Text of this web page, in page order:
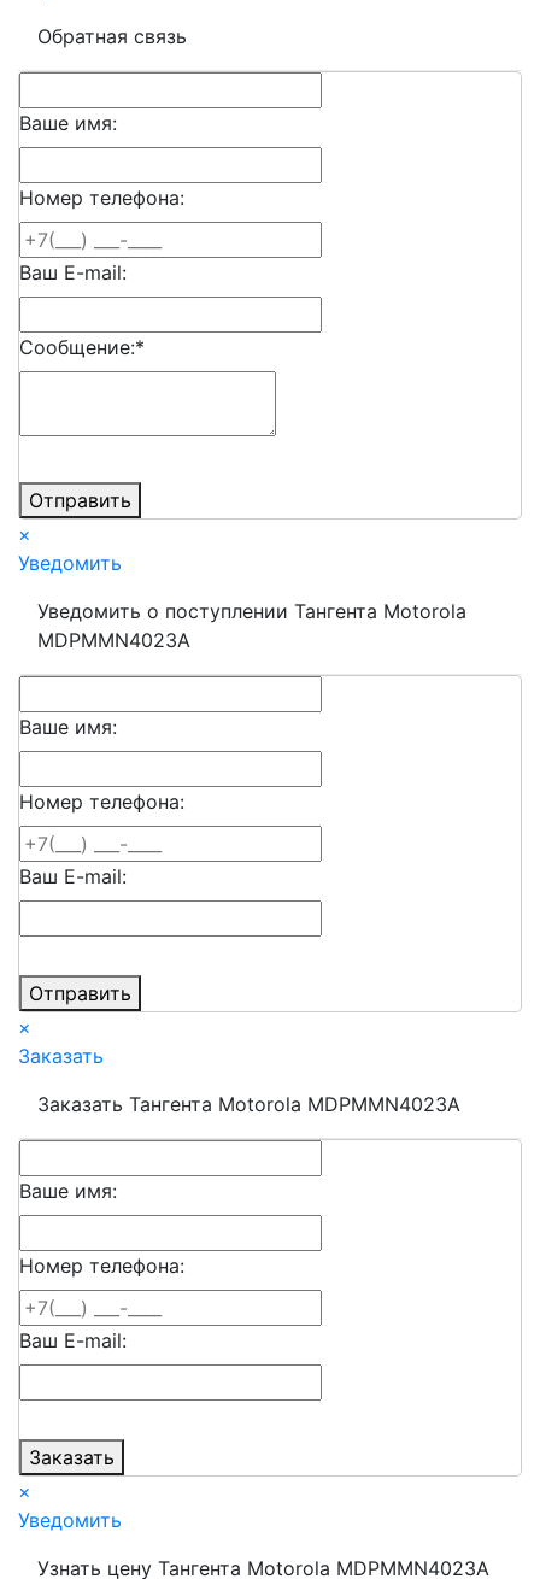
Обратная связь
Ваше имя:
Номер телефона:
Ваш E-mail:
Сообщение:*
Отправить
×
Уведомить
Уведомить о поступлении Тангента Motorola
MDPMMN4023A
Ваше имя:
Номер телефона:
Ваш E-mail:
Отправить
×
Заказать
Заказать Тангента Motorola MDPMMN4023A
Ваше имя:
Номер телефона:
Ваш E-mail:
Заказать
×
Уведомить
Узнать цену Тангента Motorola MDPMMN4023A